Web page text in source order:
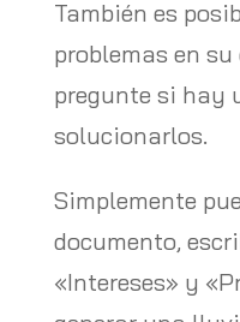
También es
problemas en
pregunte si hay
solucionarlos.
Simplemente
documento,
«Intereses» y